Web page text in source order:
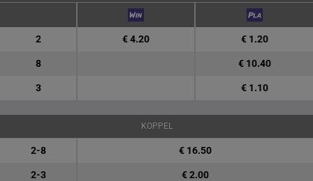
2 € 4.20 € 1.20
8 € 10.40
3 € 1.10
KOPPEL
2-8 € 16.50
2-3 € 2.00